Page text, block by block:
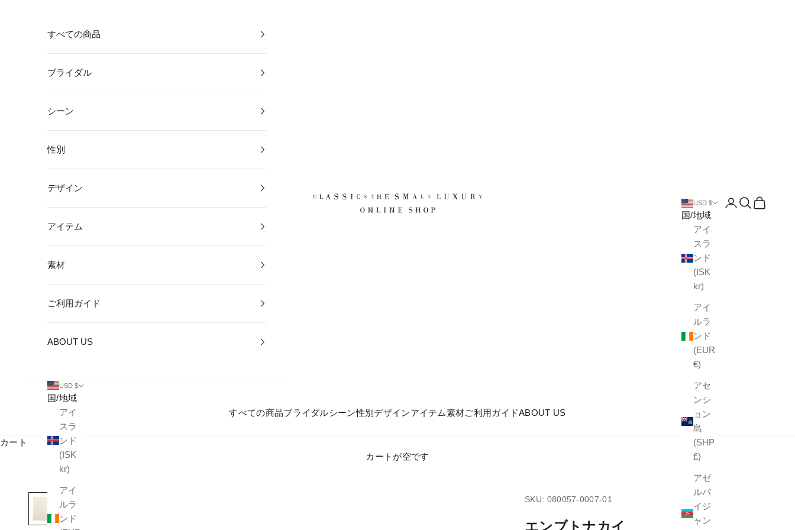
CLASSICS the Small Luxury
すべての商品ブライダルシーン性別 デザインアイテム素材ご利用ガイドABOUT US
USD $
国/地域
アイ
スラ
ンド
(ISK
kr)
アイ
ルラ
ンド
(EUR
€)
アセ
ンシ
ョン
島
(SHP
£)
アゼ
ルバ
イジ
ャン
アカウントペー
検索を開く
カートを
すべての商品
ブライダル
シーン
性別
デザイン
アイテム
素材
ご利用ガイド
ABOUT US
USD $
国/地域
アイ
スラ
ンド
(ISK
kr)
アイ
ルラ
ンド
カート
カートが空です
SKU: 080057-0007-01
エンブトナカイ